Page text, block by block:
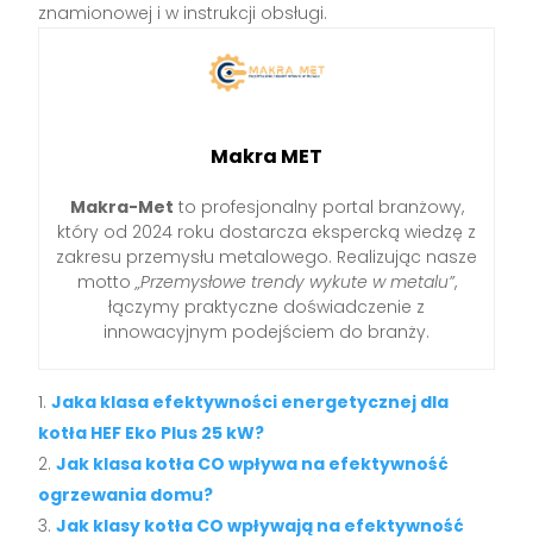
znamionowej i w instrukcji obsługi.
Makra MET
Makra-Met to profesjonalny portal branżowy,
który od 2024 roku dostarcza ekspercką wiedzę z
zakresu przemysłu metalowego. Realizując nasze
motto„Przemysłowe trendy wykute w metalu”,
łączymy praktyczne doświadczenie z
innowacyjnym podejściem do branży.
Jaka klasa efektywności energetycznej dla
kotła HEF Eko Plus 25 kW?
Jak klasa kotła CO wpływa na efektywność
ogrzewania domu?
Jak klasy kotła CO wpływają na efektywność